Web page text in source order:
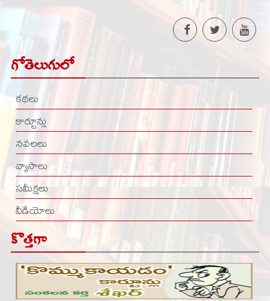
గోతెలుగులో
కథలు
కార్టూన్లు
నవలలు
వ్యాసాలు
సమీక్షలు
వీడియోలు
కొత్తగా